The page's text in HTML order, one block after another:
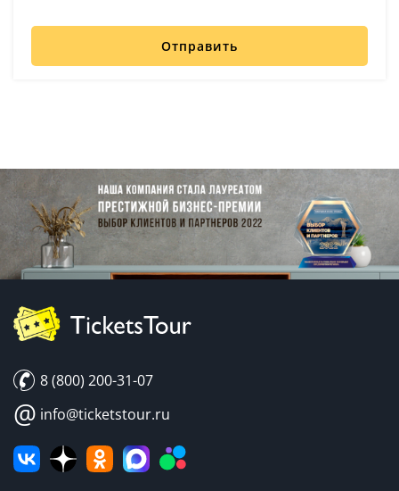
Отправить
8 (800) 200-31-07
@ info@ticketstour.ru